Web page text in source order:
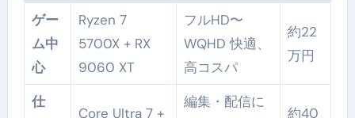
ゲー
ム中
心
Ryzen 7
5700X + RX
9060 XT
フルHD〜
WQHD 快適、
高コスパ
約22
万円
仕
Core Ultra 7 +
編集・配信に
約40